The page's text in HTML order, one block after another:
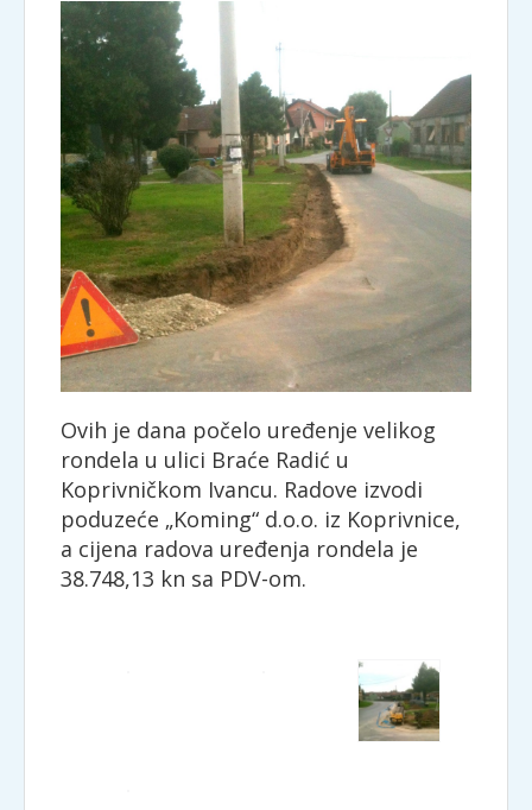
Ovih je dana počelo uređenje velikog
rondela u ulici Braće Radić u
Koprivničkom Ivancu. Radove izvodi
poduzeće „Koming“ d.o.o. iz Koprivnice,
a cijena radova uređenja rondela je
38.748,13 kn sa PDV-om.